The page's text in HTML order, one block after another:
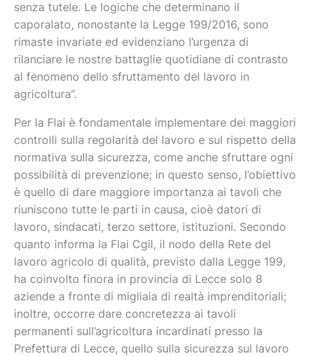
senza tutele. Le logiche che determinano il
caporalato, nonostante la Legge 199/2016, sono
rimaste invariate ed evidenziano l’urgenza di
rilanciare le nostre battaglie quotidiane di contrasto
al fenomeno dello sfruttamento del lavoro in
agricoltura”.
Per la Flai è fondamentale implementare dei maggiori
controlli sulla regolarità del lavoro e sul rispetto della
normativa sulla sicurezza, come anche sfruttare ogni
possibilità di prevenzione; in questo senso, l’obiettivo
è quello di dare maggiore importanza ai tavoli che
riuniscono tutte le parti in causa, cioè datori di
lavoro, sindacati, terzo settore, istituzioni. Secondo
quanto informa la Flai Cgil, il nodo della Rete del
lavoro agricolo di qualità, previsto dalla Legge 199,
ha coinvolto finora in provincia di Lecce solo 8
aziende a fronte di migliaia di realtà imprenditoriali;
inoltre, occorre dare concretezza ai tavoli
permanenti sull’agricoltura incardinati presso la
Prefettura di Lecce, quello sulla sicurezza sul lavoro